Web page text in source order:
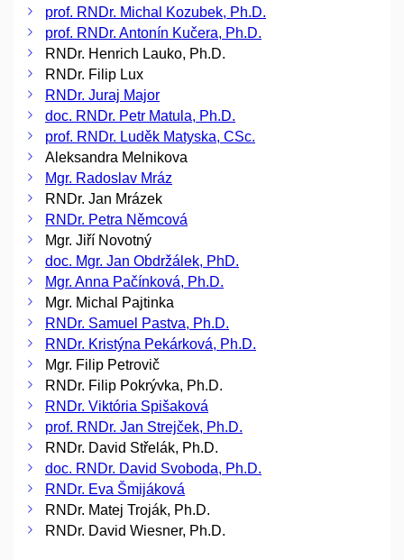
prof. RNDr. Michal Kozubek, Ph.D.
prof. RNDr. Antonín Kučera, Ph.D.
RNDr. Henrich Lauko, Ph.D.
RNDr. Filip Lux
RNDr. Juraj Major
doc. RNDr. Petr Matula, Ph.D.
prof. RNDr. Luděk Matyska, CSc.
Aleksandra Melnikova
Mgr. Radoslav Mráz
RNDr. Jan Mrázek
RNDr. Petra Němcová
Mgr. Jiří Novotný
doc. Mgr. Jan Obdržálek, PhD.
Mgr. Anna Pačínková, Ph.D.
Mgr. Michal Pajtinka
RNDr. Samuel Pastva, Ph.D.
RNDr. Kristýna Pekárková, Ph.D.
Mgr. Filip Petrovič
RNDr. Filip Pokrývka, Ph.D.
RNDr. Viktória Spišaková
prof. RNDr. Jan Strejček, Ph.D.
RNDr. David Střelák, Ph.D.
doc. RNDr. David Svoboda, Ph.D.
RNDr. Eva Šmijáková
RNDr. Matej Troják, Ph.D.
RNDr. David Wiesner, Ph.D.